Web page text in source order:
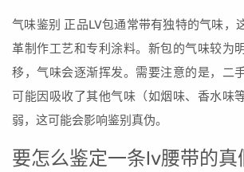
气味鉴别 正品LV包通常带有独特的气味，
革制作工艺和专利涂料。新包的气味较为
移，气味会逐渐挥发。需要注意的是，二
可能因吸收了其他气味（如烟味、香水味
弱，这可能会影响鉴别真伪。
要怎么鉴定一条lv腰带的真